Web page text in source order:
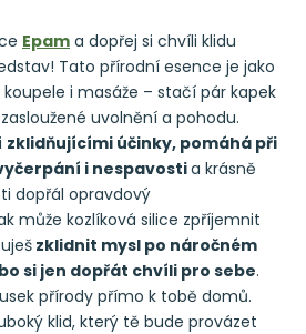
Epam a dopřej si chvíli klidu
Tato přírodní esence je jako
i masáže – stačí pár kapek
uvolnění a pohodu.
zklidňujícími účinky, pomáhá při
i nespavostia krásně
dopřál opravdový
může kozlíková silice zpříjemnit
zklidnit mysl po náročném
si jen dopřát chvíli pro sebe.
přírody přímo k tobě domů.
klid, který tě bude provázet